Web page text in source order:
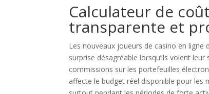
Calculateur de
transparente et
Les nouveaux joueurs de casino en
surprise désagréable lorsqu’ils voient
commissions sur les portefeuilles
affecte le budget réel disponible pour les